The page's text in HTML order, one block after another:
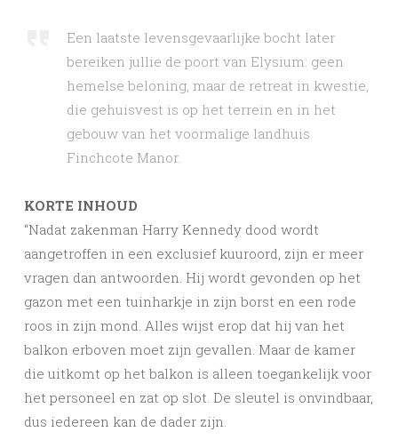
Een laatste levensgevaarlijke bocht later
bereiken jullie de poort van Elysium: geen
hemelse beloning, maar de retreat in kwestie,
die gehuisvest is op het terrein en in het
gebouw van het voormalige landhuis
Finchcote Manor.
KORTE INHOUD
“Nadat zakenman Harry Kennedy dood wordt
aangetroffen in een exclusief kuuroord, zijn er meer
vragen dan antwoorden. Hij wordt gevonden op het
gazon met een tuinharkje in zijn borst en een rode
roos in zijn mond. Alles wijst erop dat hij van het
balkon erboven moet zijn gevallen. Maar de kamer
die uitkomt op het balkon is alleen toegankelijk voor
het personeel en zat op slot. De sleutel is onvindbaar,
dus iedereen kan de dader zijn.